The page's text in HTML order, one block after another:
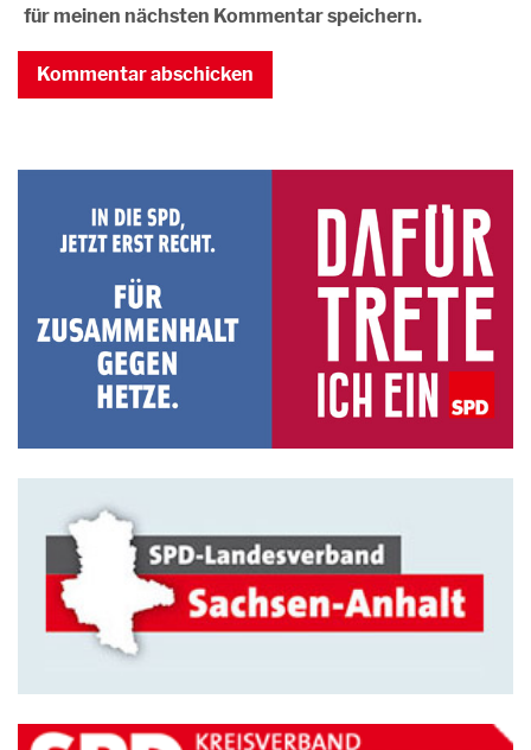
für meinen nächsten Kommentar speichern.